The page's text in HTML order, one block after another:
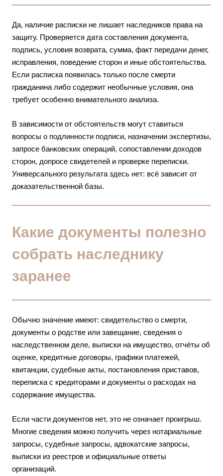
Да, наличие расписки не лишает наследников права на
защиту. Проверяется дата составления документа,
подпись, условия возврата, сумма, факт передачи денег,
исправления, поведение сторон и иные обстоятельства.
Если расписка появилась только после смерти
гражданина либо содержит необычные условия, она
требует особенно внимательного анализа.
В зависимости от обстоятельств могут ставиться
вопросы о подлинности подписи, назначении экспертизы,
запросе банковских операций, сопоставлении доходов
сторон, допросе свидетелей и проверке переписки.
Универсального результата здесь нет: всё зависит от
доказательственной базы.
Какие документы полезно
собрать наследнику
заранее
Обычно значение имеют: свидетельство о смерти,
документы о родстве или завещание, сведения о
наследственном деле, выписки на имущество, отчёты об
оценке, кредитные договоры, графики платежей,
квитанции, судебные акты, постановления приставов,
переписка с кредиторами и документы о расходах на
содержание имущества.
Если части документов нет, это не означает проигрыш.
Многие сведения можно получить через нотариальные
запросы, судебные запросы, адвокатские запросы,
выписки из реестров и официальные ответы
организаций.